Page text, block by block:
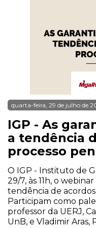
quarta-feira, 29 de julho de
IGP - As
a tendência
processo
O IGP - Instituto de
29/7, às 11h, o
tendência de
Participam como
professor da UERJ,
UnB, e Vladimir